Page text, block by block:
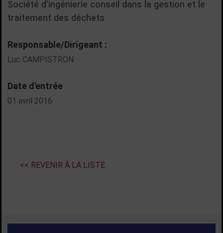
Société d’ingénierie conseil dans la gestion et le
traitement des déchets
Responsable/Dirigeant :
Luc CAMPISTRON
Date d'entrée
01 avril 2016
<< REVENIR À LA LISTE